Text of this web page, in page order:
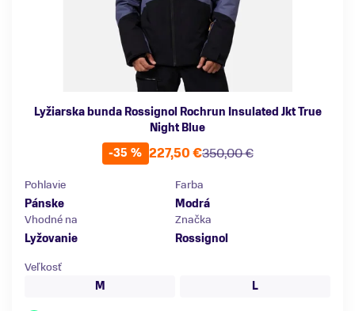
Lyžiarska bunda Rossignol Rochrun Insulated Jkt True
Night Blue
-35 %
350,00 €
227,50 €
Pohlavie
Pánske
Farba
Modrá
Vhodné na
Lyžovanie
Značka
Rossignol
Veľkosť
M
L